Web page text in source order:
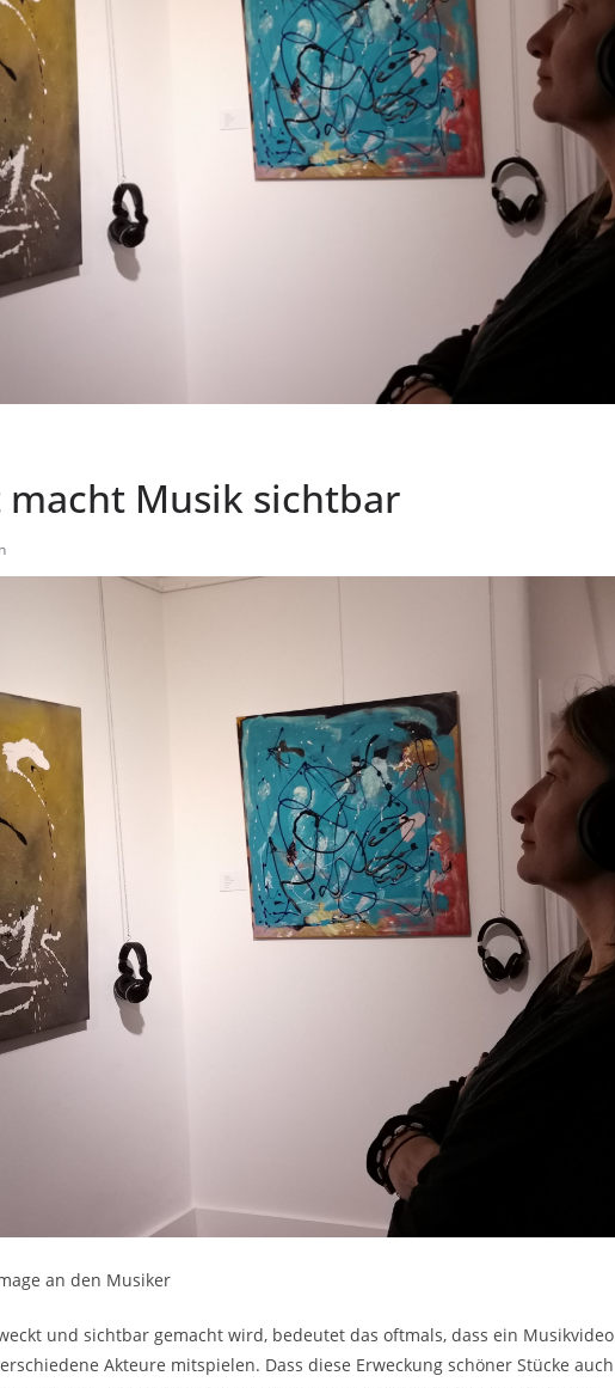
macht Musik sichtbar
an den Musiker
und sichtbar gemacht wird, bedeutet das oftmals, dass ein Musikvideo
Akteure mitspielen. Dass diese Erweckung schöner Stücke auch